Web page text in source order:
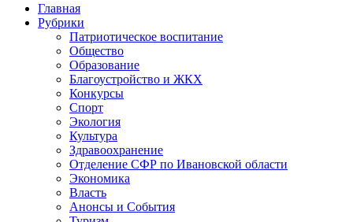
Промотать
содержимому
Главная
Рубрики
Патриотическое воспитание
Общество
Образование
Благоустройство и ЖКХ
Конкурсы
Спорт
Экология
Культура
Здравоохранение
Отделение СФР по Ивановской области
Экономика
Власть
Анонсы и События